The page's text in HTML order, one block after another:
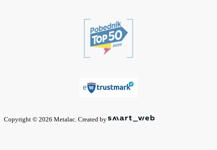
Copyright © 2026 Metalac. Created by